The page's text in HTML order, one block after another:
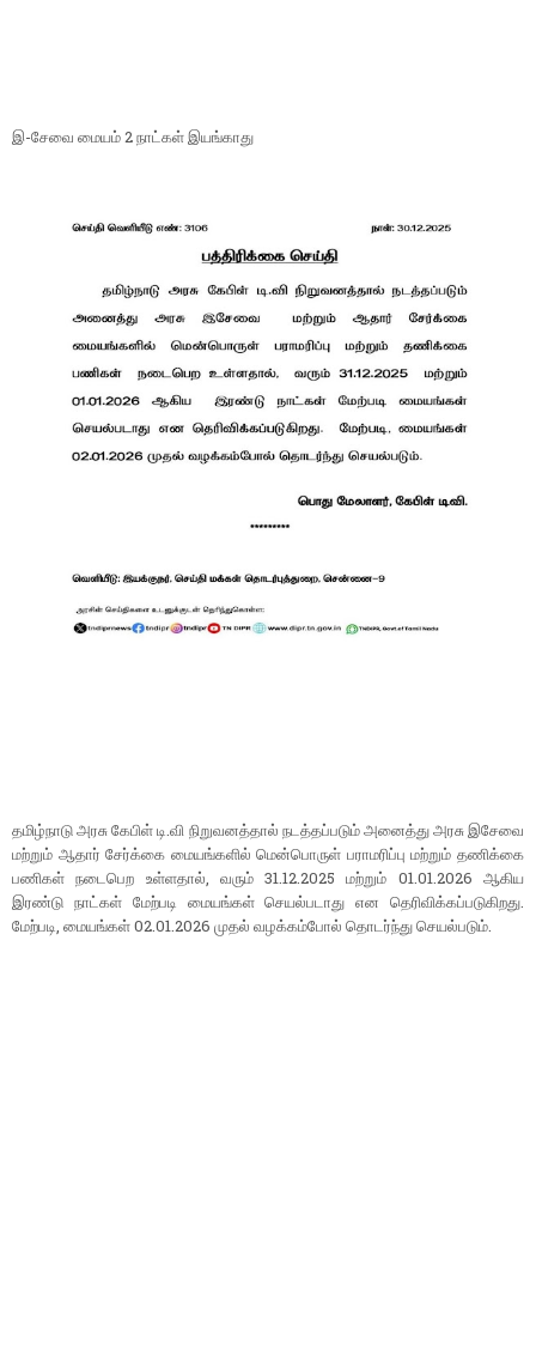
இ-சேவை மையம் 2 நாட்கள் இயங்காது
தமிழ்நாடு அரசு கேபிள் டி.வி நிறுவனத்தால் நடத்தப்படும் அனைத்து அரசு இசேவை
மற்றும் ஆதார் சேர்க்கை மையங்களில் மென்பொருள் பராமரிப்பு மற்றும் தணிக்கை
பணிகள் நடைபெற உள்ளதால், வரும் 31.12.2025 மற்றும் 01.01.2026 ஆகிய
இரண்டு நாட்கள் மேற்படி மையங்கள் செயல்படாது என தெரிவிக்கப்படுகிறது.
மேற்படி, மையங்கள் 02.01.2026 முதல் வழக்கம்போல் தொடர்ந்து செயல்படும்.